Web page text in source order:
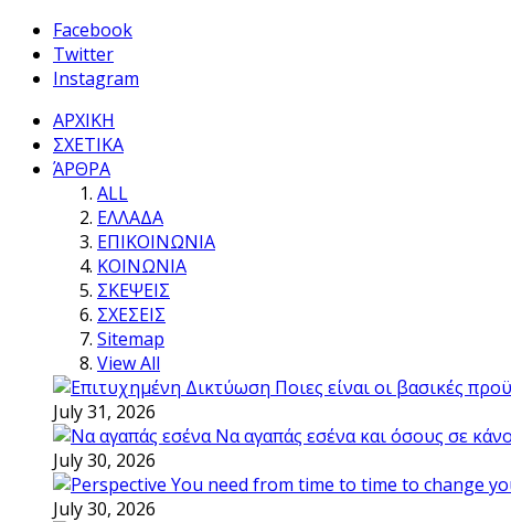
Facebook
Twitter
Instagram
ΑΡΧΙΚΗ
ΣΧΕΤΙΚΑ
ΆΡΘΡΑ
ALL
ΕΛΛΑΔΑ
ΕΠΙΚΟΙΝΩΝΙΑ
ΚΟΙΝΩΝΙΑ
ΣΚΕΨΕΙΣ
ΣΧΕΣΕΙΣ
Sitemap
View All
Ποιες είναι οι βασικές
July 31, 2026
Να αγαπάς εσένα και όσους σε
July 30, 2026
You need from time to time to change
July 30, 2026